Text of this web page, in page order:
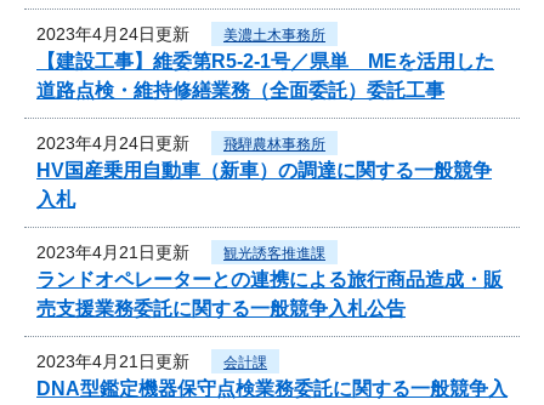
2023年4月24日更新 美濃土木事務所
【建設工事】維委第R5-2-1号／県単 MEを活用した
道路点検・維持修繕業務（全面委託）委託工事
2023年4月24日更新 飛騨農林事務所
HV国産乗用自動車（新車）の調達に関する一般競争
入札
2023年4月21日更新 観光誘客推進課
ランドオペレーターとの連携による旅行商品造成・販
売支援業務委託に関する一般競争入札公告
2023年4月21日更新 会計課
DNA型鑑定機器保守点検業務委託に関する一般競争入